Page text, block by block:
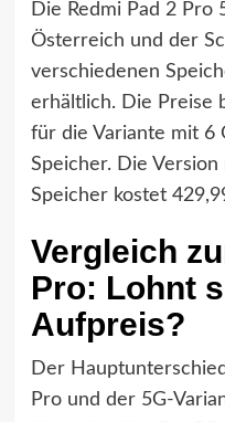
Die Redmi Pad 2 Pro
Österreich und der
verschiedenen
erhältlich. Die Preise
für die Variante mit 6
Speicher. Die
Speicher kostet
Vergleich
Pro: Lohnt
Aufpreis?
Der
Pro und der 5G-